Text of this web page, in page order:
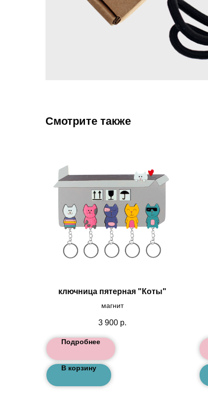
Смотрите также
ключница пятерная "Коты"
магнит
3 900 р.
Подробнее
В корзину